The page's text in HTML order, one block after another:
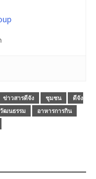
ข่าวสารดีจัง ชุมชน
ดีจัง
ฒนธรรม
อาหารการกิน